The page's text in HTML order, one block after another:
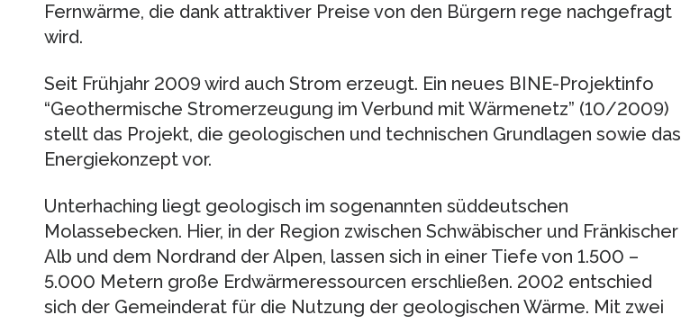
Fernwärme, die dank attraktiver Preise von den Bürgern rege nachgefragt
wird.
Seit Frühjahr 2009 wird auch Strom erzeugt. Ein neues BINE-Projektinfo
“Geothermische Stromerzeugung im Verbund mit Wärmenetz” (10/2009)
stellt das Projekt, die geologischen und technischen Grundlagen sowie das
Energiekonzept vor.
Unterhaching liegt geologisch im sogenannten süddeutschen
Molassebecken. Hier, in der Region zwischen Schwäbischer und Fränkischer
Alb und dem Nordrand der Alpen, lassen sich in einer Tiefe von 1.500 –
5.000 Metern große Erdwärmeressourcen erschließen. 2002 entschied
sich der Gemeinderat für die Nutzung der geologischen Wärme. Mit zwei